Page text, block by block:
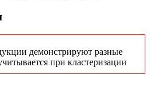
демонстрируют разные
при кластеризации